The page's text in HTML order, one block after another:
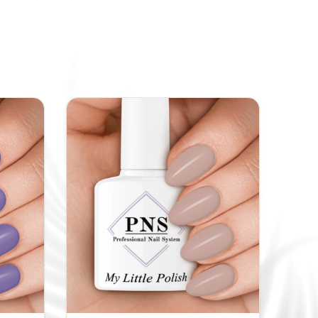
Bottle bevat kwalitatieve ingrediënten die
flexibiliteit. Polyurethane-57 en
versterken de nagel en zorgen voor
Daarnaast helpt Silica om de structuur van
die zorgen voor een snelle uitharding
Dankzij Hydroxycyclohexyl Phenyl
Phenylphosphine Oxide hardt de
90 seconden. Hierdoor verloopt de